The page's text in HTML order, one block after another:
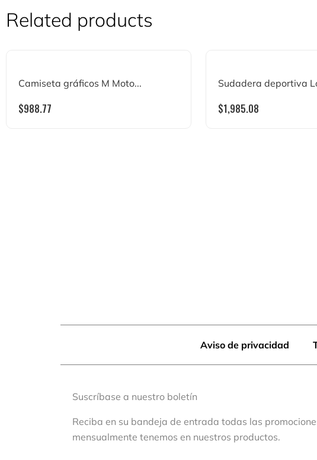
Related products
Camiseta gráficos M Moto...
$988.77
Sudadera deportiva
$1,985.08
Aviso de privacidad
Suscríbase a nuestro boletín
Reciba en su bandeja de entrada todas las
mensualmente tenemos en nuestros productos.